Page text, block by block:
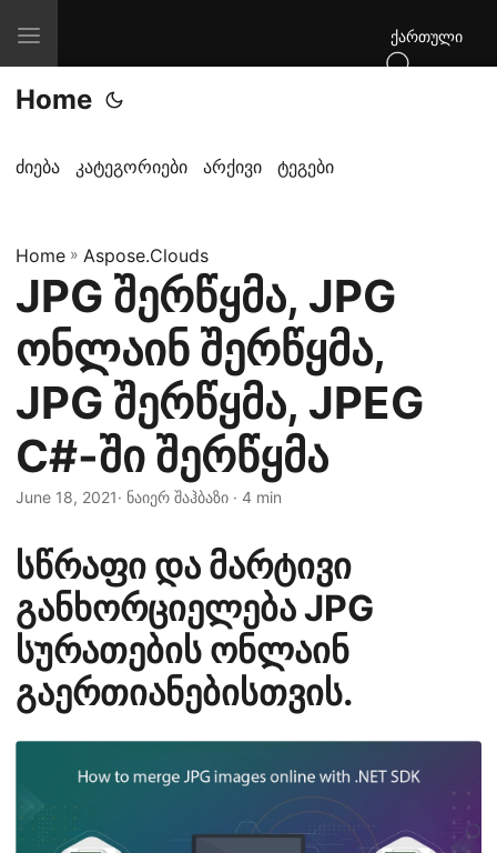
T
o
g
l
a
v
i
g
t
i
o
n
ქართული
Home
ძიება კატეგორიები არქივი ტეგები
Home » Aspose.Clouds
JPG შერწყმა, JPG
ონლაინ შერწყმა,
JPG შერწყმა, JPEG
C#-ში შერწყმა
June 18, 2021· ნაიერ შაჰბაზი · 4 min
სწრაფი და მარტივი
განხორციელება JPG
სურათების ონლაინ
გაერთიანებისთვის.